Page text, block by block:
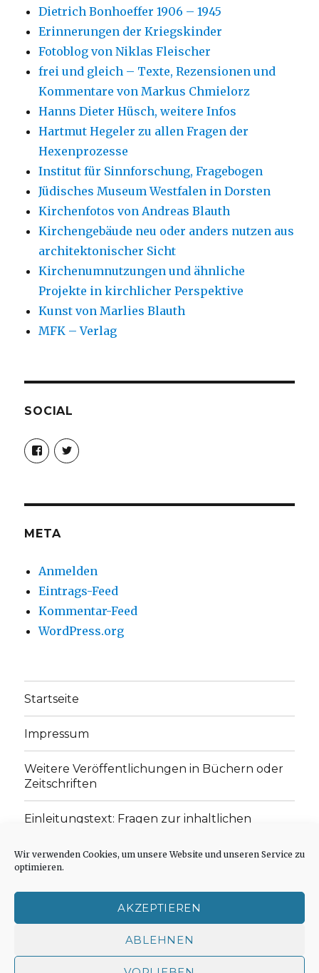
Wir verwenden Cookies, um unsere Website und unseren Service zu
optimieren.
AKZEPTIEREN
ABLEHNEN
Dietrich Bonhoeffer 1906 – 1945
Erinnerungen der Kriegskinder
Fotoblog von Niklas Fleischer
frei und gleich – Texte, Rezensionen und
Kommentare von Markus Chmielorz
Hanns Dieter Hüsch, weitere Infos
Hartmut Hegeler zu allen Fragen der
Hexenprozesse
Institut für Sinnforschung, Fragebogen
Jüdisches Museum Westfalen in Dorsten
Kirchenfotos von Andreas Blauth
Kirchengebäude neu oder anders nutzen aus
architektonischer Sicht
Kirchenumnutzungen und ähnliche
Projekte in kirchlicher Perspektive
Kunst von Marlies Blauth
MFK – Verlag
SOCIAL
Profil
von
christoph.fleischer1
anzeigen
Profil
von
anzeigen
META
Anmelden
Eintrags-Feed
Kommentar-Feed
WordPress.org
Startseite
Impressum
Weitere Veröffentlichungen in Büchern oder
Zeitschriften
Einleitungstext: Fragen zur inhaltlichen
„schwachen Glaubens“
Cookie-Richtlinie (EU)